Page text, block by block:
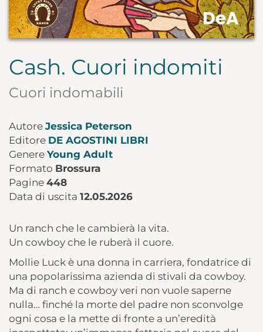
Cash. Cuori indomiti
Cuori indomabili
Autore Jessica Peterson
Editore DE AGOSTINI LIBRI
Genere Young Adult
Formato Brossura
Pagine 448
Data di uscita 12.05.2026
Un ranch che le cambierà la vita.
Un cowboy che le ruberà il cuore.
Mollie Luck è una donna in carriera, fondatrice di
una popolarissima azienda di stivali da cowboy.
Ma di ranch e cowboy veri non vuole saperne
nulla… finché la morte del padre non sconvolge
ogni cosa e la mette di fronte a un’eredità